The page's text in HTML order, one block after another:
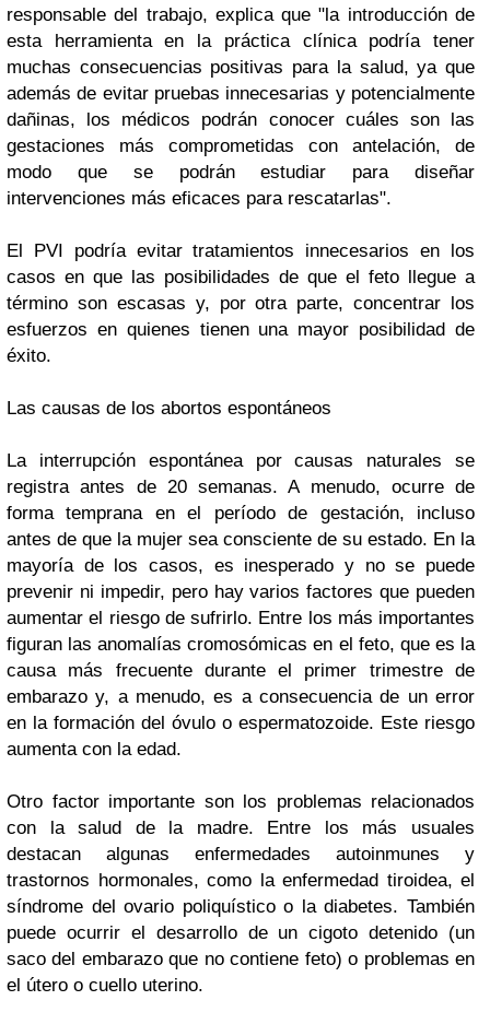
responsable del trabajo, explica que "la introducción de
esta herramienta en la práctica clínica podría tener
muchas consecuencias positivas para la salud, ya que
además de evitar pruebas innecesarias y potencialmente
dañinas, los médicos podrán conocer cuáles son las
gestaciones más comprometidas con antelación, de
modo que se podrán estudiar para diseñar
intervenciones más eficaces para rescatarlas".
El PVI podría evitar tratamientos innecesarios en los
casos en que las posibilidades de que el feto llegue a
término son escasas y, por otra parte, concentrar los
esfuerzos en quienes tienen una mayor posibilidad de
éxito.
Las causas de los abortos espontáneos
La interrupción espontánea por causas naturales se
registra antes de 20 semanas. A menudo, ocurre de
forma temprana en el período de gestación, incluso
antes de que la mujer sea consciente de su estado. En la
mayoría de los casos, es inesperado y no se puede
prevenir ni impedir, pero hay varios factores que pueden
aumentar el riesgo de sufrirlo. Entre los más importantes
figuran las anomalías cromosómicas en el feto, que es la
causa más frecuente durante el primer trimestre de
embarazo y, a menudo, es a consecuencia de un error
en la formación del óvulo o espermatozoide. Este riesgo
aumenta con la edad.
Otro factor importante son los problemas relacionados
con la salud de la madre. Entre los más usuales
destacan algunas enfermedades autoinmunes y
trastornos hormonales, como la enfermedad tiroidea, el
síndrome del ovario poliquístico o la diabetes. También
puede ocurrir el desarrollo de un cigoto detenido (un
saco del embarazo que no contiene feto) o problemas en
el útero o cuello uterino.